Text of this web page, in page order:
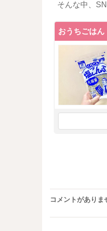
そんな中、
おうちごはん
コメントがありま